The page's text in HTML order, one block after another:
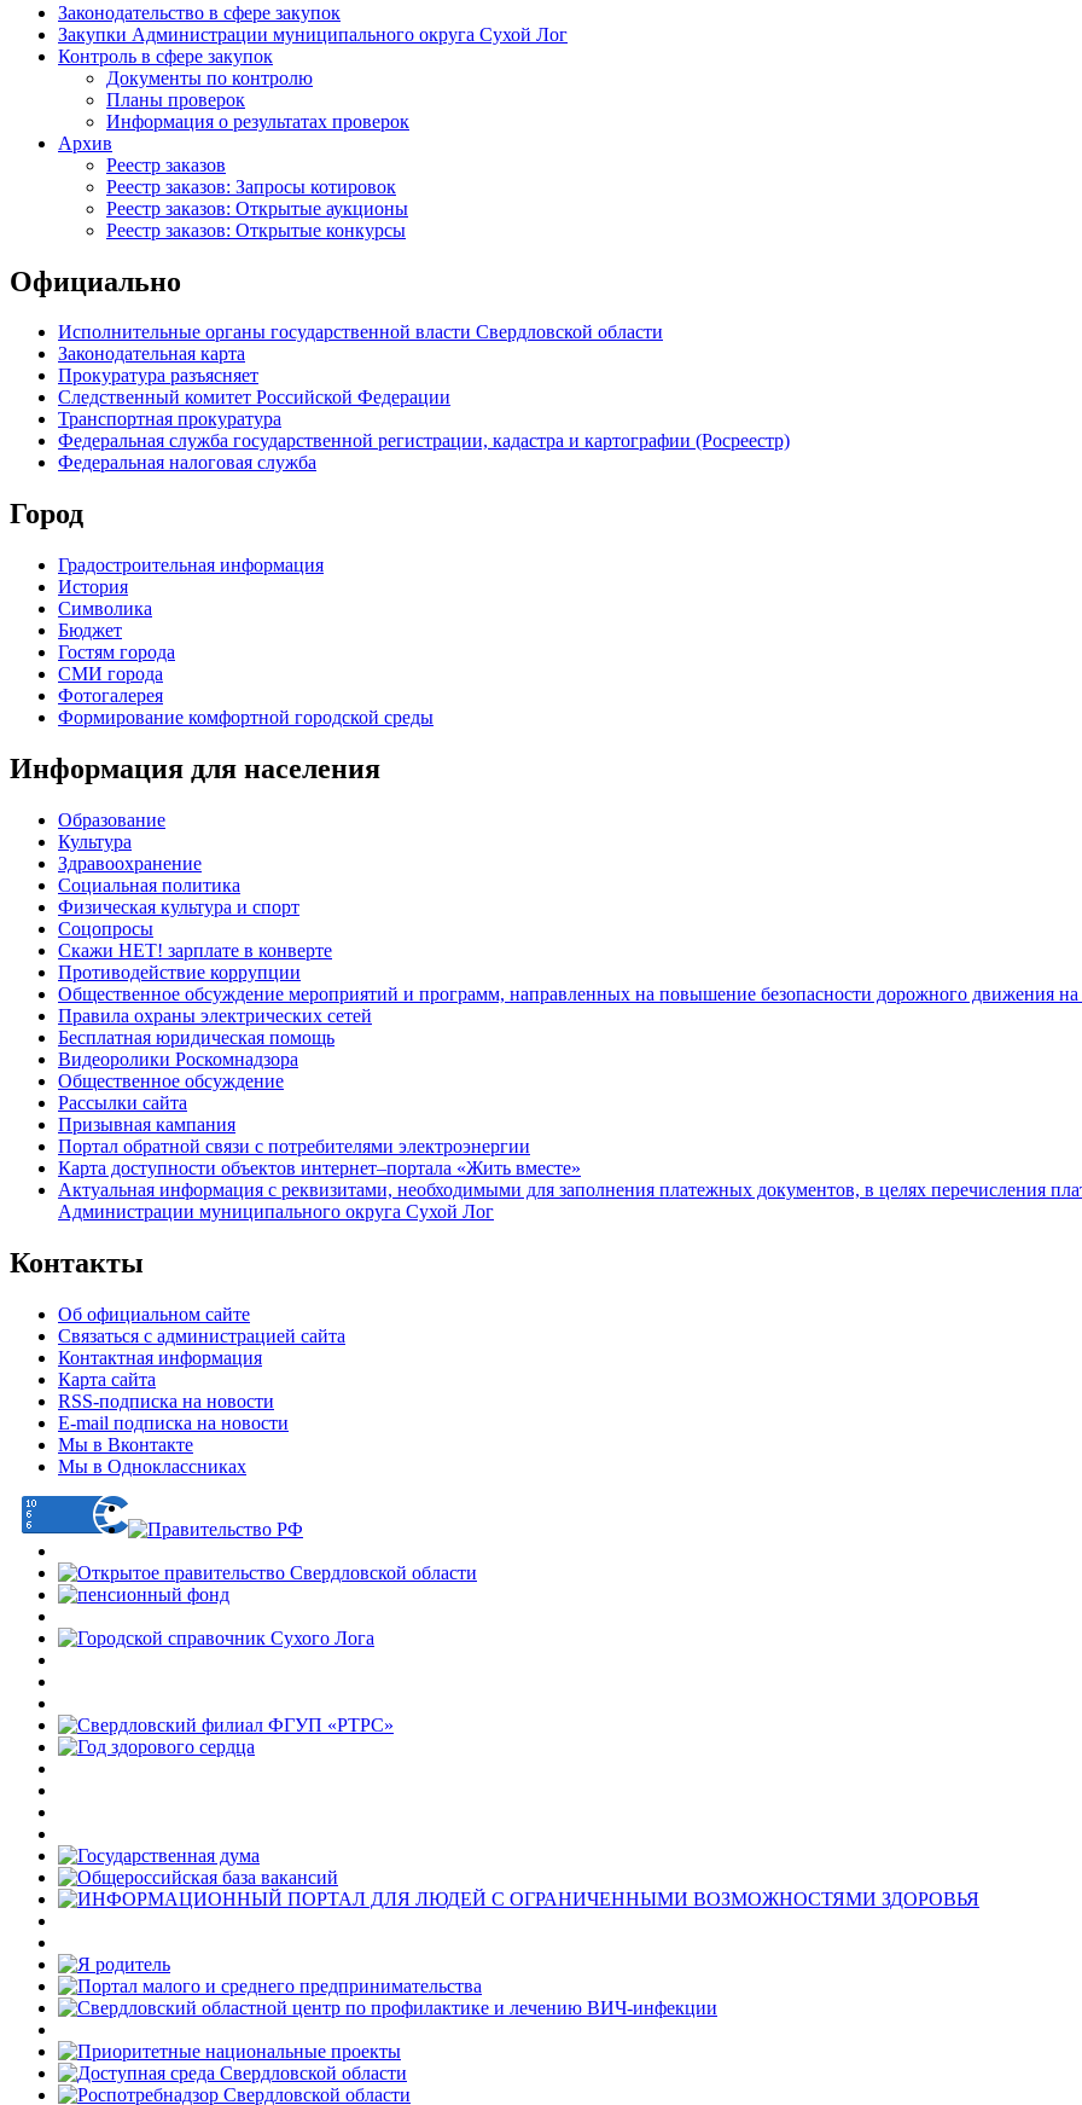
Законодательство в сфере закупок
Закупки Администрации муниципального округа Сухой Лог
Контроль в сфере закупок
Документы по контролю
Планы проверок
Информация о результатах проверок
Архив
Реестр заказов
Реестр заказов: Запросы котировок
Реестр заказов: Открытые аукционы
Реестр заказов: Открытые конкурсы
Официально
Исполнительные органы государственной власти Свердловской области
Законодательная карта
Прокуратура разъясняет
Следственный комитет Российской Федерации
Транспортная прокуратура
Федеральная служба государственной регистрации, кадастра и картографии (Росреестр)
Федеральная налоговая служба
Город
Градостроительная информация
История
Символика
Бюджет
Гостям города
СМИ города
Фотогалерея
Формирование комфортной городской среды
Информация для населения
Образование
Культура
Здравоохранение
Социальная политика
Физическая культура и спорт
Соцопросы
Скажи НЕТ! зарплате в конверте
Противодействие коррупции
Общественное обсуждение мероприятий и программ, направленных на повышение безопасности дорожного движения на
Правила охраны электрических сетей
Бесплатная юридическая помощь
Видеоролики Роскомнадзора
Общественное обсуждение
Рассылки сайта
Призывная кампания
Портал обратной связи с потребителями электроэнергии
Карта доступности объектов интернет–портала «Жить вместе»
Актуальная информация с реквизитами, необходимыми для заполнения платежных документов, в целях перечисления
Администрации муниципального округа Сухой Лог
Контакты
Об официальном сайте
Связаться с администрацией сайта
Контактная информация
Карта сайта
RSS-подписка на новости
E-mail подписка на новости
Мы в Вконтакте
Мы в Одноклассниках